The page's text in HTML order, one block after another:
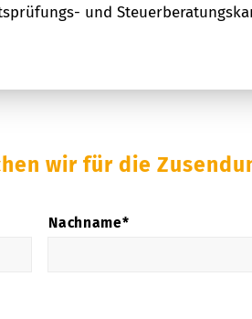
und
wir für die
Nachname*